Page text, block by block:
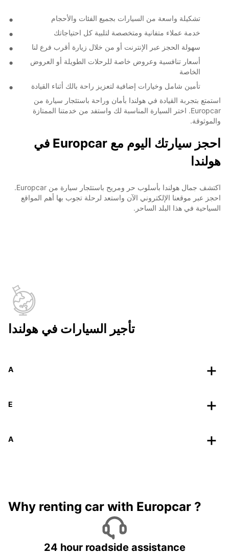
تشكيلة واسعة من السيارات بجميع الفئات والأحجام
خدمة عملاء متفانية ومتخصصة لتلبية كل احتياجاتك
سهولة الحجز عبر الإنترنت أو من خلال زيارة أقرب فرع لنا
أسعار تنافسية وعروض خاصة للرحلات الطويلة أو العروض
الخاصة
تأمين شامل وخيارات إضافية لتعزيز راحة بالك أثناء القيادة
استمتع بتجربة القيادة في هولندا بأمان وراحة باستئجار سيارة من
Europcar. اختر السيارة المناسبة لك واستفد من خدمتنا الممتازة
والموثوقة.
احجز سيارتك اليوم مع Europcar في
هولندا
اكتشف جمال هولندا بأسلوب حر ومريح باستئجار سيارة من Europcar.
احجز عبر موقعنا الإلكتروني الآن واستعد لرحلة تجوب بها أهم المواقع
السياحية في هذا البلد الساحر.
تأجير السيارات في هولندا
A
E
A
Why renting car with Europcar ?
24 hour roadside assistance